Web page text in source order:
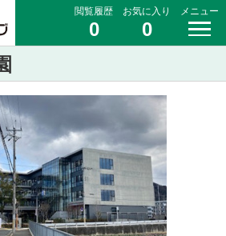
閲覧履歴
0
お気に入り
0
メニュー